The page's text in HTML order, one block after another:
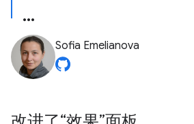
Sofia Emelianova